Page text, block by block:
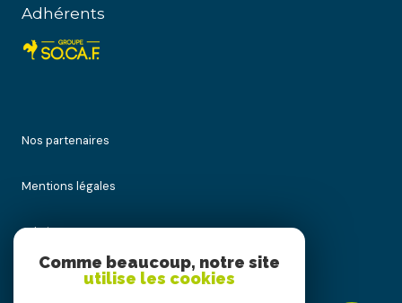
Adhérents
Nos partenaires
Mentions légales
Admin
Nos honoraires
Comme beaucoup, notre site
utilise les cookies